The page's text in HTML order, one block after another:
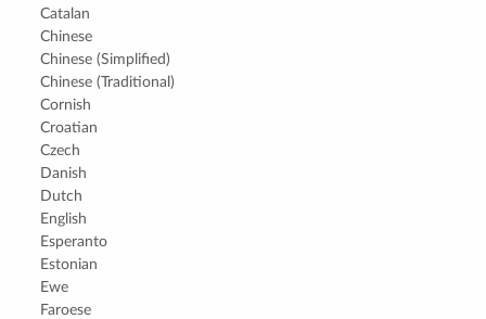
Catalan
Chinese
Chinese (Simplified)
Chinese (Traditional)
Cornish
Croatian
Czech
Danish
Dutch
English
Esperanto
Estonian
Ewe
Faroese